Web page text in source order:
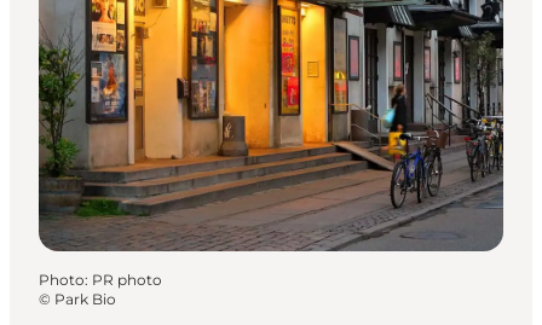
Destinations
Quoi faire
Hébergements
Planifiez votre voyage
Photo: PR photo
© Park Bio